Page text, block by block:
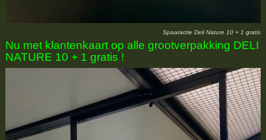
Spaaractie Deli Nature 10 + 1 gratis
Nu met klantenkaart op alle grootverpakking DELI
NATURE 10 + 1 gratis !